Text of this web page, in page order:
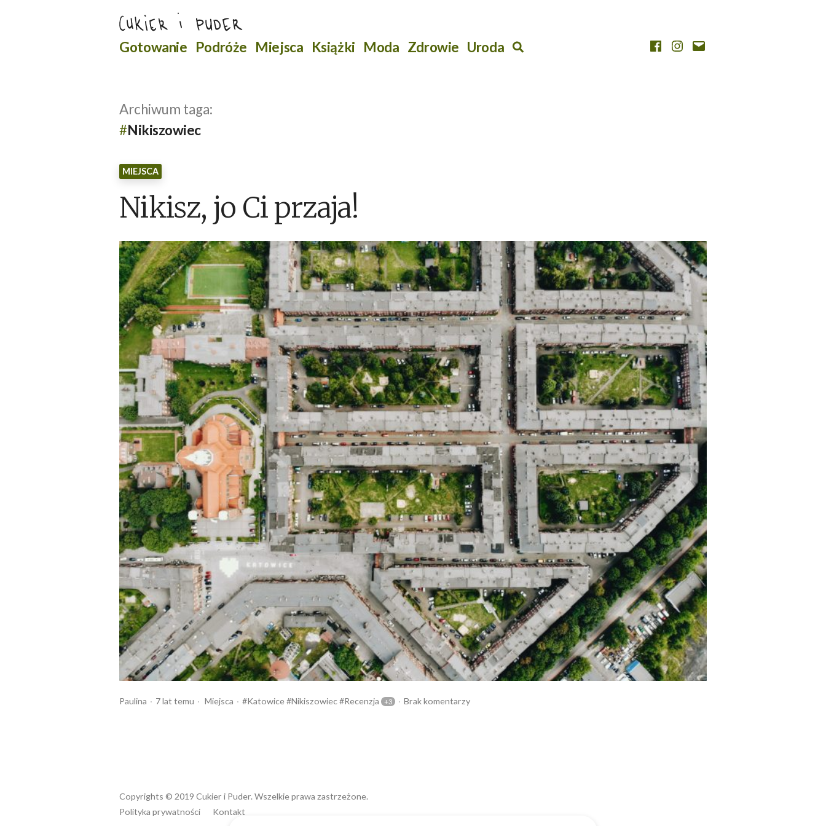
Szukaj
Gotowanie Podróże Miejsca Książki Moda Zdrowie Uroda Szukaj Facebook
Instagram
Napisz
Archiwum taga:
Nikiszowiec
MIEJSCA
Nikisz, jo Ci przaja!
Opublikowany
Paulina 7 lat temu
Opublikowany
Miejsca Tagi:
Katowice Nikiszowiec Recenzja Brak komentarzy
Copyrights © 2019 Cukier i Puder. Wszelkie prawa zastrzeżone.
Polityka prywatności
Kontakt